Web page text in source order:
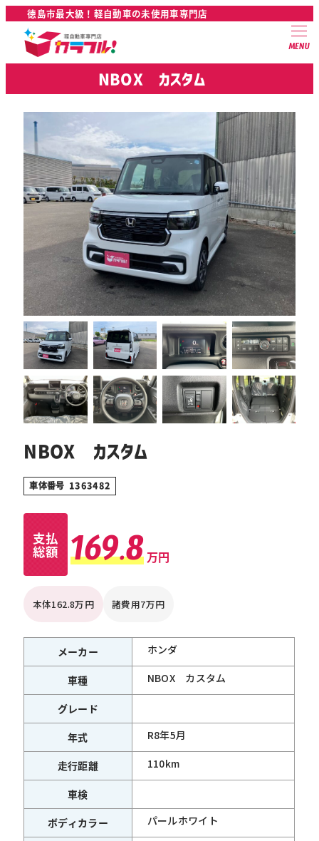
徳島市最大級！軽自動車の未使用車専門店
MENU
NBOX カスタム
NBOX カスタム
車体番号 1363482
支払
総額 169.8 万円
本体162.8万円 諸費用7万円
メーカー ホンダ
車種 NBOX カスタム
グレード
年式
R8年5月
走行距離 110km
車検
ボディカラー
パールホワイト